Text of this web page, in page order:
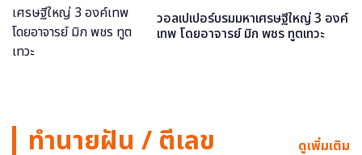
วอลเปเปอร์บรมมหาเศรษฐีใหญ่ 3 องค์
เทพ โดยอาจารย์ มิก พชร ทูตเทวะ
ทำนายฝัน / ตีเลข ดูเพิ่มเติม